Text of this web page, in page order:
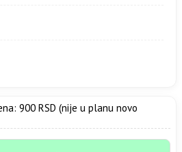
900 RSD (nije u planu novo